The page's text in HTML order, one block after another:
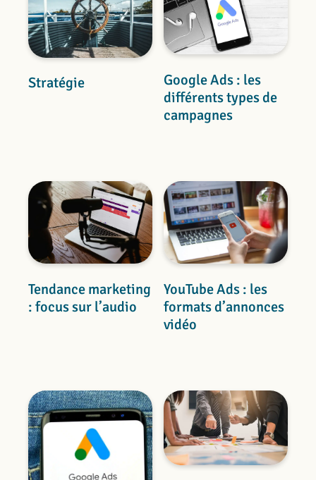
Stratégie
Google Ads : les
différents types de
campagnes
Tendance marketing
: focus sur l’audio
YouTube Ads : les
formats d’annonces
vidéo